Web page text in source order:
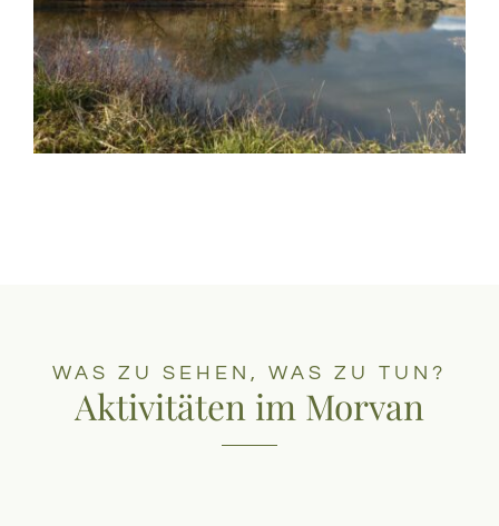
WAS ZU SEHEN, WAS ZU TUN?
Aktivitäten im Morvan